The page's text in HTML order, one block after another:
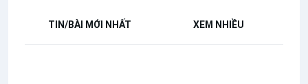
TIN/BÀI MỚI NHẤT XEM NHIỀU